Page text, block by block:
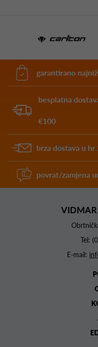
garantirano
besplatna
€100
brza dostava u
povrat/zamjena
VIDMAR
Tel:
E-mail: